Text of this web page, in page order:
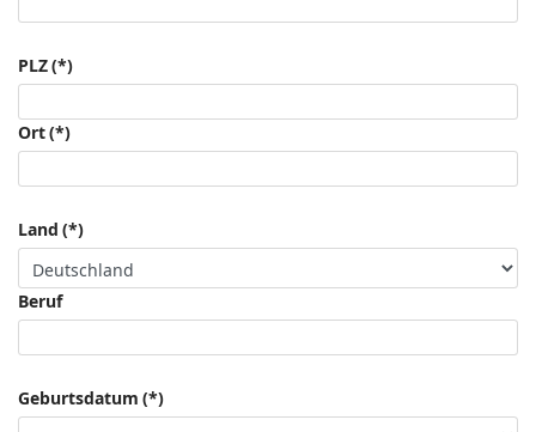
PLZ(*)
Ort(*)
Land (*)
Beruf
Geburtsdatum (*)